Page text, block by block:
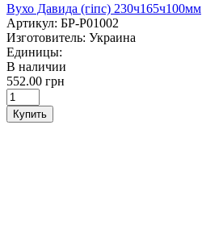
Вухо Давида (гіпс) 230ч165ч100мм
Артикул: БР-P01002
Изготовитель: Украина
Единицы:
В наличии
552.00 грн
Купить